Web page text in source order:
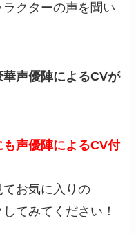
クターの声を聞い
華声優陣によるCVが
声優陣によるCV付
お気に入りの
てみてください！